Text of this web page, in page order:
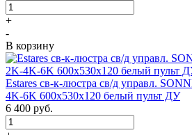
+
-
В корзину
Estares св-к-люстра св/д управл.
4K-6K 600x530x120 белый пульт ДУ
6 400 руб.